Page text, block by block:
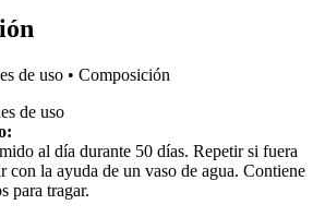
de uso • Composición
de uso
al día durante 50 días. Repetir si fuera
con la ayuda de un vaso de agua. Contiene
para tragar.